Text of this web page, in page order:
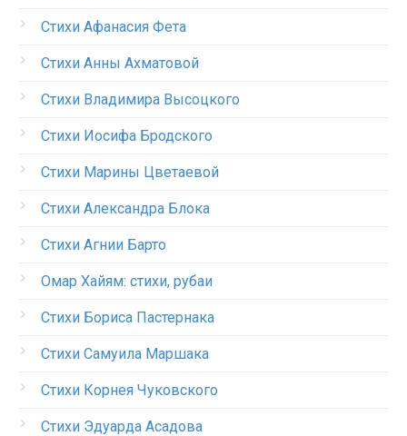
Стихи Афанасия Фета
Стихи Анны Ахматовой
Стихи Владимира Высоцкого
Стихи Иосифа Бродского
Стихи Марины Цветаевой
Стихи Александра Блока
Стихи Агнии Барто
Омар Хайям: стихи, рубаи
Стихи Бориса Пастернака
Стихи Самуила Маршака
Стихи Корнея Чуковского
Стихи Эдуарда Асадова